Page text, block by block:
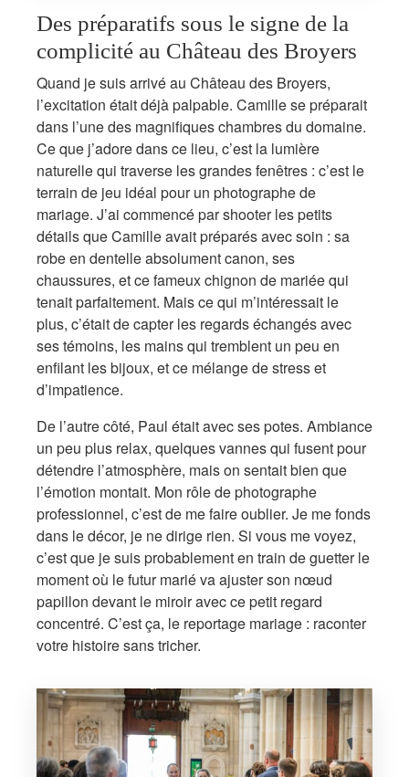
Des préparatifs sous le signe de la
complicité au Château des Broyers
Quand je suis arrivé au Château des Broyers,
l’excitation était déjà palpable. Camille se préparait
dans l’une des magnifiques chambres du domaine.
Ce que j’adore dans ce lieu, c’est la lumière
naturelle qui traverse les grandes fenêtres : c’est le
terrain de jeu idéal pour un photographe de
mariage. J’ai commencé par shooter les petits
détails que Camille avait préparés avec soin : sa
robe en dentelle absolument canon, ses
chaussures, et ce fameux chignon de mariée qui
tenait parfaitement. Mais ce qui m’intéressait le
plus, c’était de capter les regards échangés avec
ses témoins, les mains qui tremblent un peu en
enfilant les bijoux, et ce mélange de stress et
d’impatience.
De l’autre côté, Paul était avec ses potes. Ambiance
un peu plus relax, quelques vannes qui fusent pour
détendre l’atmosphère, mais on sentait bien que
l’émotion montait. Mon rôle de photographe
professionnel, c’est de me faire oublier. Je me fonds
dans le décor, je ne dirige rien. Si vous me voyez,
c’est que je suis probablement en train de guetter le
moment où le futur marié va ajuster son nœud
papillon devant le miroir avec ce petit regard
concentré. C’est ça, le reportage mariage : raconter
votre histoire sans tricher.